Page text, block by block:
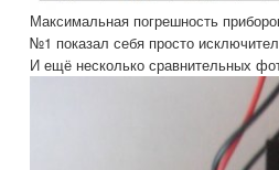
Максимальная погрешность
№1 показал себя просто
И ещё несколько сравнительных